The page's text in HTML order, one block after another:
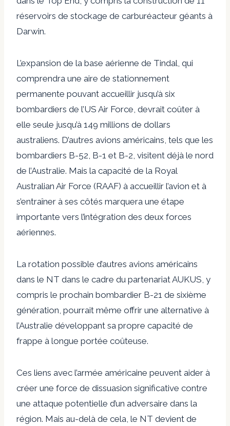
réservoirs de stockage de carburéacteur géants à
Darwin.
L’expansion de la base aérienne de Tindal, qui
comprendra une aire de stationnement
permanente pouvant accueillir jusqu’à six
bombardiers de l’US Air Force, devrait coûter à
elle seule jusqu’à 149 millions de dollars
australiens. D’autres avions américains, tels que les
bombardiers B-52, B-1 et B-2, visitent déjà le nord
de l’Australie. Mais la capacité de la Royal
Australian Air Force (RAAF) à accueillir l’avion et à
s’entraîner à ses côtés marquera une étape
importante vers l’intégration des deux forces
aériennes.
La rotation possible d’autres avions américains
dans le NT dans le cadre du partenariat AUKUS, y
compris le prochain bombardier B-21 de sixième
génération, pourrait même offrir une alternative à
l’Australie développant sa propre capacité de
frappe à longue portée coûteuse.
Ces liens avec l’armée américaine peuvent aider à
créer une force de dissuasion significative contre
une attaque potentielle d’un adversaire dans la
région. Mais au-delà de cela, le NT devient de